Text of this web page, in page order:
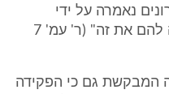
נאמרה על ידי
פקידת הבנק ו"היא גם הסבירה להם את זה" (ר' עמ' 7
המבקשת גם כי הפקידה